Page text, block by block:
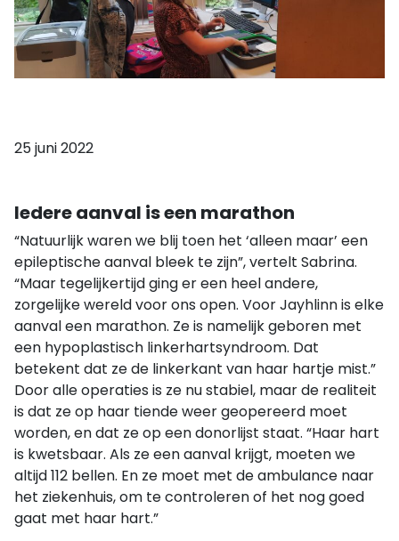
25 juni 2022
Iedere aanval is een marathon
“Natuurlijk waren we blij toen het ‘alleen maar’ een
epileptische aanval bleek te zijn”, vertelt Sabrina.
“Maar tegelijkertijd ging er een heel andere,
zorgelijke wereld voor ons open. Voor Jayhlinn is elke
aanval een marathon. Ze is namelijk geboren met
een hypoplastisch linkerhartsyndroom. Dat
betekent dat ze de linkerkant van haar hartje mist.”
Door alle operaties is ze nu stabiel, maar de realiteit
is dat ze op haar tiende weer geopereerd moet
worden, en dat ze op een donorlijst staat. “Haar hart
is kwetsbaar. Als ze een aanval krijgt, moeten we
altijd 112 bellen. En ze moet met de ambulance naar
het ziekenhuis, om te controleren of het nog goed
gaat met haar hart.”